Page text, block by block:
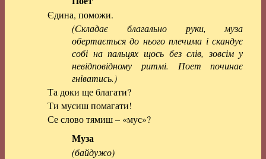
Єдина, поможи.
(Складає благально руки, муза
обертається до нього плечима і скандує
собі на пальцях щось без слів, зовсім у
невідповідному ритмі. Поет починає
гніватись.)
Та доки ще благати?
Ти мусиш помагати!
Се слово тямиш – «мус»?
Муза
(байдужо)